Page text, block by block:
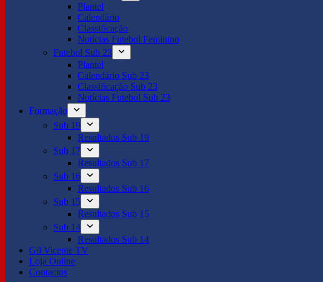
Plantel
Calendário
Classificação
Notícias Futebol Feminino
Futebol Sub 23
Plantel
Calendário Sub 23
Classificação Sub 23
Notícias Futebol Sub 23
Formação
Sub 19
Resultados Sub 19
Sub 17
Resultados Sub 17
Sub 16
Resultados Sub 16
Sub 15
Resultados Sub 15
Sub 14
Resultados Sub 14
Gil Vicente TV
Loja Online
Contactos